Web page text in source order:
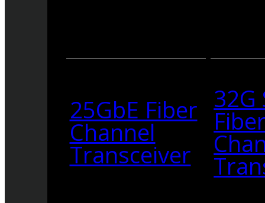
25GbE Fiber
Channel
Transceiver
32G